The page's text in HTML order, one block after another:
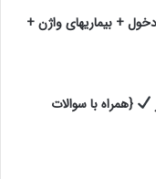
+ بیماریهای واژن +
{همراه با سوالات